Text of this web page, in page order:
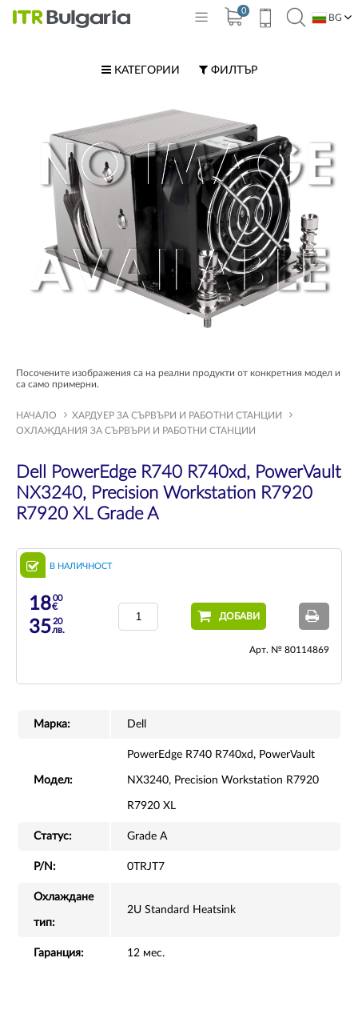
0
BG
КАТЕГОРИИ ФИЛТЪР
Посочените изображения са на реални продукти от конкретния модел и
са само примерни.
НАЧАЛО
ХАРДУЕР ЗА СЪРВЪРИ И РАБОТНИ СТАНЦИИ
ОХЛАЖДАНИЯ ЗА СЪРВЪРИ И РАБОТНИ СТАНЦИИ
Dell PowerEdge R740 R740xd, PowerVault
NX3240, Precision Workstation R7920
R7920 XL Grade A
В НАЛИЧНОСТ
1800
€
3520
лв.
ДОБАВИ
Арт. № 80114869
Марка: Dell
Модел:
PowerEdge R740 R740xd, PowerVault
NX3240, Precision Workstation R7920
R7920 XL
Статус: Grade A
P/N: 0TRJT7
Охлаждане
тип:
2U Standard Heatsink
Гаранция: 12 мес.